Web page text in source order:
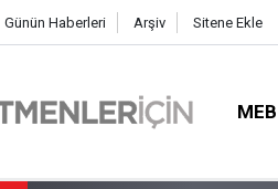
Günün Haberleri Arşiv Sitene Ekle